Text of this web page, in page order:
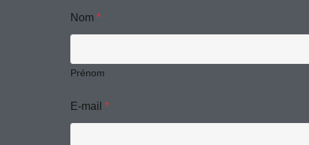
Nom *
Prénom
E-mail *